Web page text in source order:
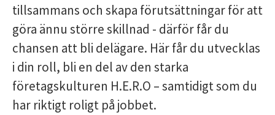
tillsammans och skapa förutsättningar för att
göra ännu större skillnad - därför får du
chansen att bli delägare. Här får du utvecklas
i din roll, bli en del av den starka
företagskulturen H.E.R.O – samtidigt som du
har riktigt roligt på jobbet.